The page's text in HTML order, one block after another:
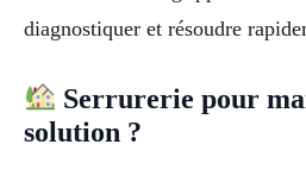
diagnostiquer et résoudre
Serrurerie pour
solution ?